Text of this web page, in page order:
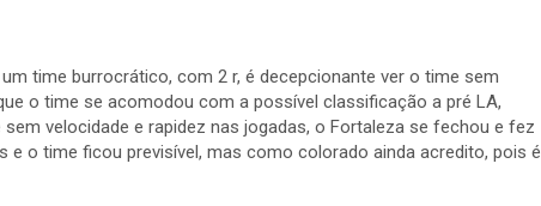
time burrocrático, com 2 r, é decepcionante ver o time sem
o time se acomodou com a possível classificação a pré LA,
velocidade e rapidez nas jogadas, o Fortaleza se fechou e fez
e o time ficou previsível, mas como colorado ainda acredito, pois é